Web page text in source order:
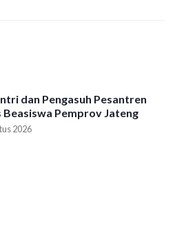
dan Pengasuh Pesantren
Beasiswa Pemprov Jateng
2026